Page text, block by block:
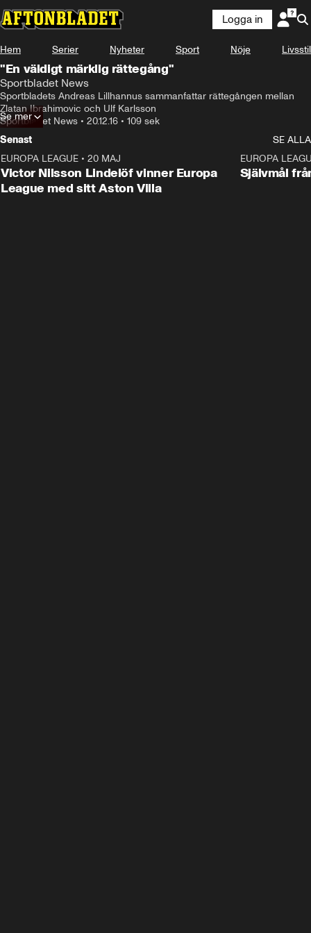
Logga in
Hem Serier Nyheter Sport Nöje Livsstil
"En väldigt märklig rättegång"
Sportbladet News
Sportbladets Andreas Lillhannus sammanfattar rättegången mellan
Zlatan Ibrahimovic och Ulf Karlsson
Sportbladet News • 20.12.16 • 109 sek
Se mer
Senast
SE ALLA
EUROPA LEAGUE • 20 MAJ
Victor Nilsson Lindelöf vinner Europa
League med sitt Aston Villa
EUROPA
Självmål